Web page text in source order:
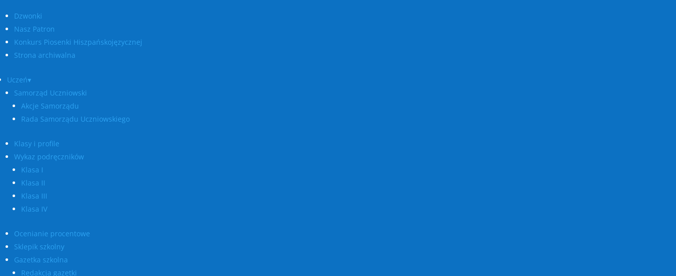
Dzwonki
Nasz Patron
Konkurs Piosenki Hiszpańskojęzycznej
Strona archiwalna
Uczeń▾
Samorząd Uczniowski
Akcje Samorządu
Rada Samorządu Uczniowskiego
Klasy i profile
Wykaz podręczników
Klasa I
Klasa II
Klasa III
Klasa IV
Ocenianie procentowe
Sklepik szkolny
Gazetka szkolna
Redakcja gazetki